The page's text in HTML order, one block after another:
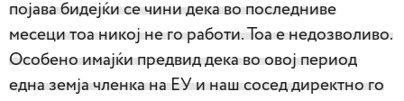
појава бидејќи се чини дека во последниве
месеци тоа никој не го работи. Тоа е недозволиво.
Особено имајќи предвид дека во овој период
една земја членка на ЕУ и наш сосед директно го